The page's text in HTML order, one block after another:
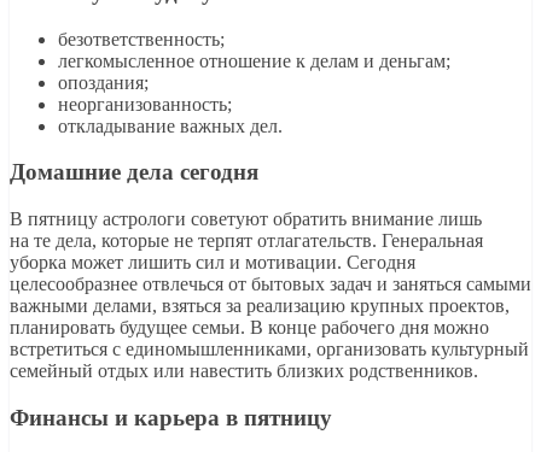
безответственность;
легкомысленное отношение к делам и деньгам;
опоздания;
неорганизованность;
откладывание важных дел.
Домашние дела сегодня
В пятницу астрологи советуют обратить внимание лишь
на те дела, которые не терпят отлагательств. Генеральная
уборка может лишить сил и мотивации. Сегодня
целесообразнее отвлечься от бытовых задач и заняться самыми
важными делами, взяться за реализацию крупных проектов,
планировать будущее семьи. В конце рабочего дня можно
встретиться с единомышленниками, организовать культурный
семейный отдых или навестить близких родственников.
Финансы и карьера в пятницу